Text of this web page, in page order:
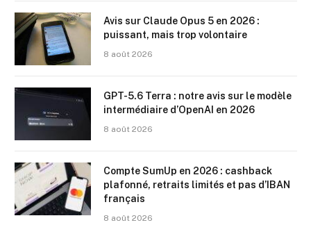
Avis sur Claude Opus 5 en 2026 :
puissant, mais trop volontaire
8 août 2026
GPT-5.6 Terra : notre avis sur le modèle
intermédiaire d’OpenAI en 2026
8 août 2026
Compte SumUp en 2026 : cashback
plafonné, retraits limités et pas d’IBAN
français
8 août 2026